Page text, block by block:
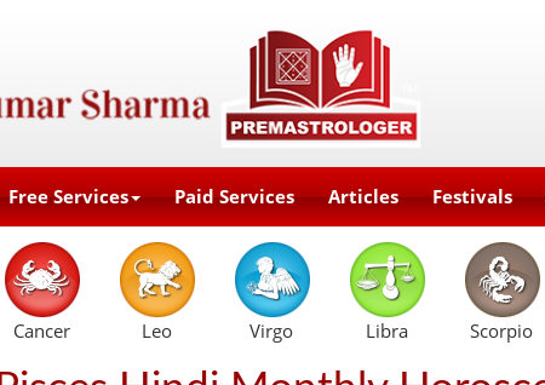
Free Services Paid Services Articles Festivals
Cancer Leo Virgo Libra Scorpio